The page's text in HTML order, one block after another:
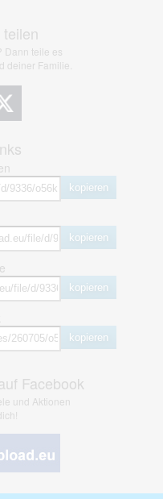
Dann teile es
deiner Familie.
kopieren
kopieren
kopieren
kopieren
Facebook
und Aktionen